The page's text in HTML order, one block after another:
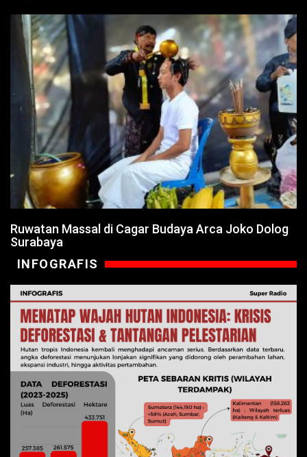
Ruwatan Massal di Cagar Budaya Arca Joko Dolog
Surabaya
INFOGRAFIS